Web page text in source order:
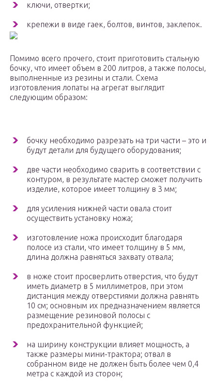
ключи, отвертки;
крепежи в виде гаек, болтов, винтов, заклепок.
Помимо всего прочего, стоит приготовить стальную
бочку, что имеет объем в 200 литров, а также полосы,
выполненные из резины и стали. Схема
изготовления лопаты на агрегат выглядит
следующим образом:
бочку необходимо разрезать на три части – это и
будут детали для будущего оборудования;
две части необходимо сварить в соответствии с
контуром, в результате мастер сможет получить
изделие, которое имеет толщину в 3 мм;
для усиления нижней части овала стоит
осуществить установку ножа;
изготовление ножа происходит благодаря
полосе из стали, что имеет толщину в 5 мм,
длина должна равняться захвату отвала;
в ноже стоит просверлить отверстия, что будут
иметь диаметр в 5 миллиметров, при этом
дистанция между отверстиями должна равнять
10 см; основным их предназначением является
размещение резиновой полосы с
предохранительной функцией;
на ширину конструкции влияет мощность, а
также размеры мини-трактора; отвал в
собранном виде не должен быть более чем 0,4
метра с каждой из сторон;